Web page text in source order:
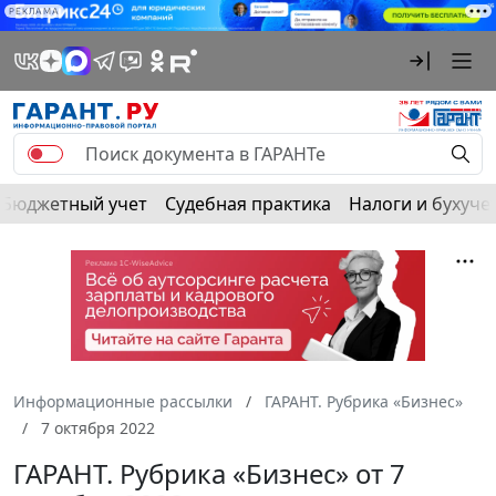
РЕКЛАМА
Бюджетный учет Судебная практика Налоги и
Информационные рассылки
ГАРАНТ. Рубрика «Бизнес»
7 октября 2022
ГАРАНТ. Рубрика «Бизнес» от 7